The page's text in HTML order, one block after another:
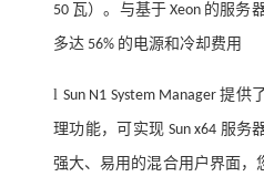
50 瓦）。与基于Xeon 的服务
多达 56% 的电源和冷却费用
l Sun N1 System Manager提供
理功能，可实现 Sun x64 服务
强大、易用的混合用户界面，